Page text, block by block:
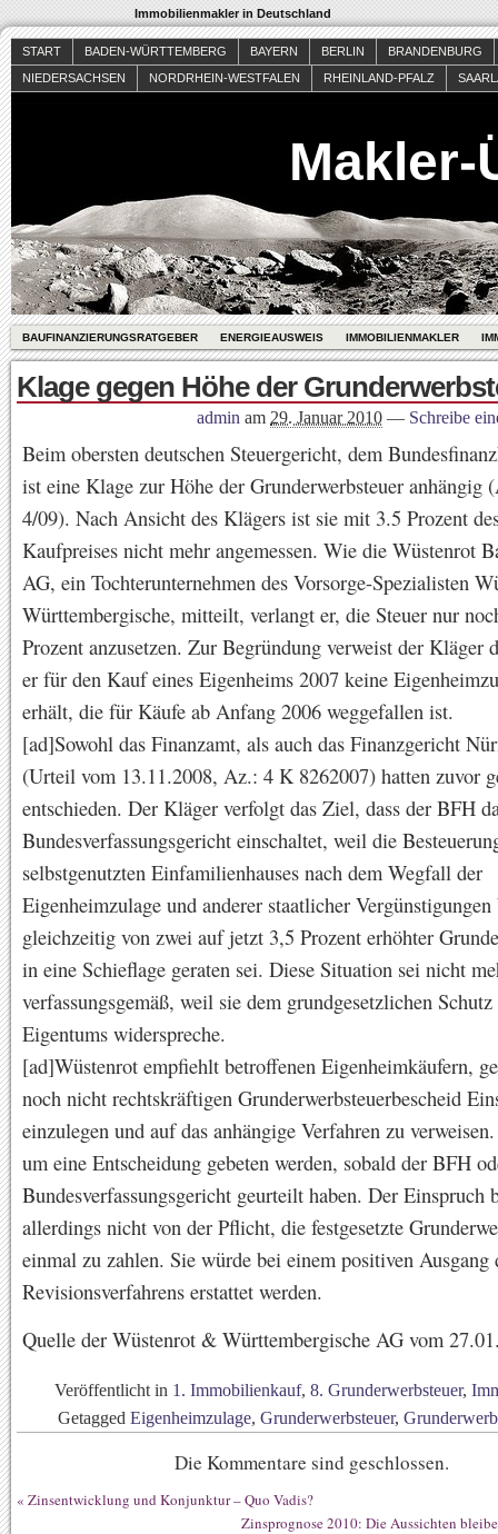
Immobilienmakler in Deutschland
START BADEN-WÜRTTEMBERG BAYERN BERLIN
BRANDENBURG
NIEDERSACHSEN
NORDRHEIN-WESTFALEN RHEINLAND-PFALZ
Makler-
BAUFINANZIERUNGSRATGEBER ENERGIEAUSWEIS IMMOBILIENMAKLER
Klage gegen Höhe der
admin am 29. Januar 2010 — Schreibe
Beim obersten deutschen Steuergericht, dem
ist eine Klage zur Höhe der Grunderwerbsteuer anhängig
4/09). Nach Ansicht des Klägers ist sie mit 3.5 Prozent
Kaufpreises nicht mehr angemessen. Wie die Wüstenrot
AG, ein Tochterunternehmen des Vorsorge-Spezialisten
Württembergische, mitteilt, verlangt er, die Steuer nur
Prozent anzusetzen. Zur Begründung verweist der Kläger
er für den Kauf eines Eigenheims 2007 keine
erhält, die für Käufe ab Anfang 2006 weggefallen ist.
[ad]Sowohl das Finanzamt, als auch das Finanzgericht
(Urteil vom 13.11.2008, Az.: 4 K 8262007) hatten zuvor
entschieden. Der Kläger verfolgt das Ziel, dass der BFH
Bundesverfassungsgericht einschaltet, weil die
selbstgenutzten Einfamilienhauses nach dem Wegfall der
Eigenheimzulage und anderer staatlicher Vergünstigungen
gleichzeitig von zwei auf jetzt 3,5 Prozent erhöhter
in eine Schieflage geraten sei. Diese Situation sei nicht
verfassungsgemäß, weil sie dem grundgesetzlichen Schutz
Eigentums widerspreche.
[ad]Wüstenrot empfiehlt betroffenen Eigenheimkäufern,
noch nicht rechtskräftigen Grunderwerbsteuerbescheid
einzulegen und auf das anhängige Verfahren zu
um eine Entscheidung gebeten werden, sobald der BFH
Bundesverfassungsgericht geurteilt haben. Der Einspruch
allerdings nicht von der Pflicht, die festgesetzte
einmal zu zahlen. Sie würde bei einem positiven Ausgang
Revisionsverfahrens erstattet werden.
Quelle der Wüstenrot & Württembergische AG vom
Veröffentlicht in 1. Immobilienkauf, 8. Grunderwerbsteuer,
Getagged Eigenheimzulage, Grunderwerbsteuer,
Die Kommentare sind geschlossen.
« Zinsentwicklung und Konjunktur – Quo Vadis?
Zinsprognose 2010: Die Aussichten